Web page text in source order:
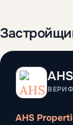
AHS